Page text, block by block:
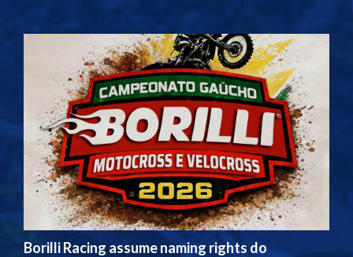
Borilli Racing assume naming rights do